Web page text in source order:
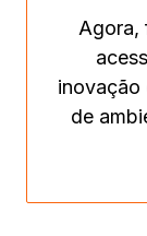
Agora,
inovação
de